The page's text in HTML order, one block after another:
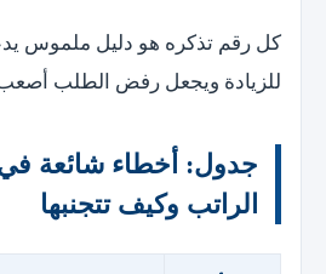
كل رقم تذكره هو دليل ملموس
للزيادة ويجعل رفض الطلب أصعب
جدول: أخطاء شائعة
الراتب وكيف تتجنبها